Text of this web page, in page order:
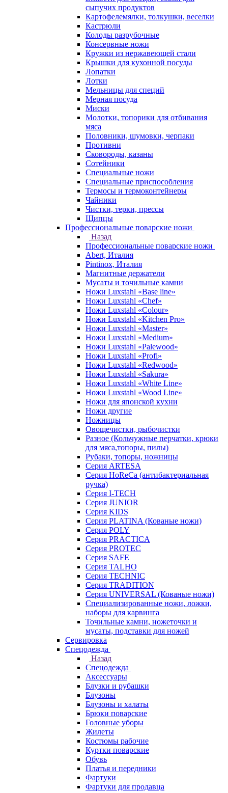
сыпучих продуктов
Картофелемялки, толкушки, веселки
Кастрюли
Колоды разрубочные
Консервные ножи
Кружки из нержавеющей стали
Крышки для кухонной посуды
Лопатки
Лотки
Мельницы для специй
Мерная посуда
Миски
Молотки, топорики для отбивания
мяса
Половники, шумовки, черпаки
Противни
Сковороды, казаны
Сотейники
Специальные ножи
Специальные приспособления
Термосы и термоконтейнеры
Чайники
Чистки, терки, прессы
Щипцы
Профессиональные поварские ножи
Назад
Профессиональные поварские ножи
Abert, Италия
Pintinox, Италия
Магнитные держатели
Мусаты и точильные камни
Ножи Luxstahl «Base line»
Ножи Luxstahl «Chef»
Ножи Luxstahl «Colour»
Ножи Luxstahl «Kitchen Pro»
Ножи Luxstahl «Master»
Ножи Luxstahl «Medium»
Ножи Luxstahl «Palewood»
Ножи Luxstahl «Profi»
Ножи Luxstahl «Redwood»
Ножи Luxstahl «Sakura»
Ножи Luxstahl «White Line»
Ножи Luxstahl «Wood Line»
Ножи для японской кухни
Ножи другие
Ножницы
Овощечистки, рыбочистки
Разное (Кольчужные перчатки, крюки
для мяса,топоры, пилы)
Рубаки, топоры, ножницы
Серия ARTESA
Серия HoReCa (антибактериальная
ручка)
Серия I-TECH
Серия JUNIOR
Серия KIDS
Серия PLATINA (Кованые ножи)
Серия POLY
Серия PRACTICA
Серия PROTEC
Серия SAFE
Серия TALHO
Серия TECHNIC
Серия TRADITION
Серия UNIVERSAL (Кованые ножи)
Специализированные ножи, ложки,
наборы для карвинга
Точильные камни, ножеточки и
мусаты, подставки для ножей
Сервировка
Спецодежда
Назад
Спецодежда
Аксессуары
Блузки и рубашки
Блузоны
Блузоны и халаты
Брюки поварские
Головные уборы
Жилеты
Костюмы рабочие
Куртки поварские
Обувь
Платья и передники
Фартуки
Фартуки для продавца